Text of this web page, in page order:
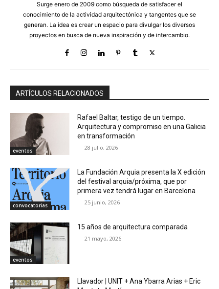
Surge enero de 2009 como búsqueda de satisfacer el
conocimiento de la actividad arquitectónica y tangentes que se
generan. La idea es crear un espacio para divulgar los diversos
proyectos en busca de nueva inspiración y de intercambio.
ARTÍCULOS RELACIONADOS
eventos
Rafael Baltar, testigo de un tiempo.
Arquitectura y compromiso en una Galicia
en transformación
28 julio, 2026
convocatorias
La Fundación Arquia presenta la X edición
del festival arquia/próxima, que por
primera vez tendrá lugar en Barcelona
25 junio, 2026
eventos
15 años de arquitectura comparada
21 mayo, 2026
Llavador | UNIT + Ana Ybarra Arias + Eric